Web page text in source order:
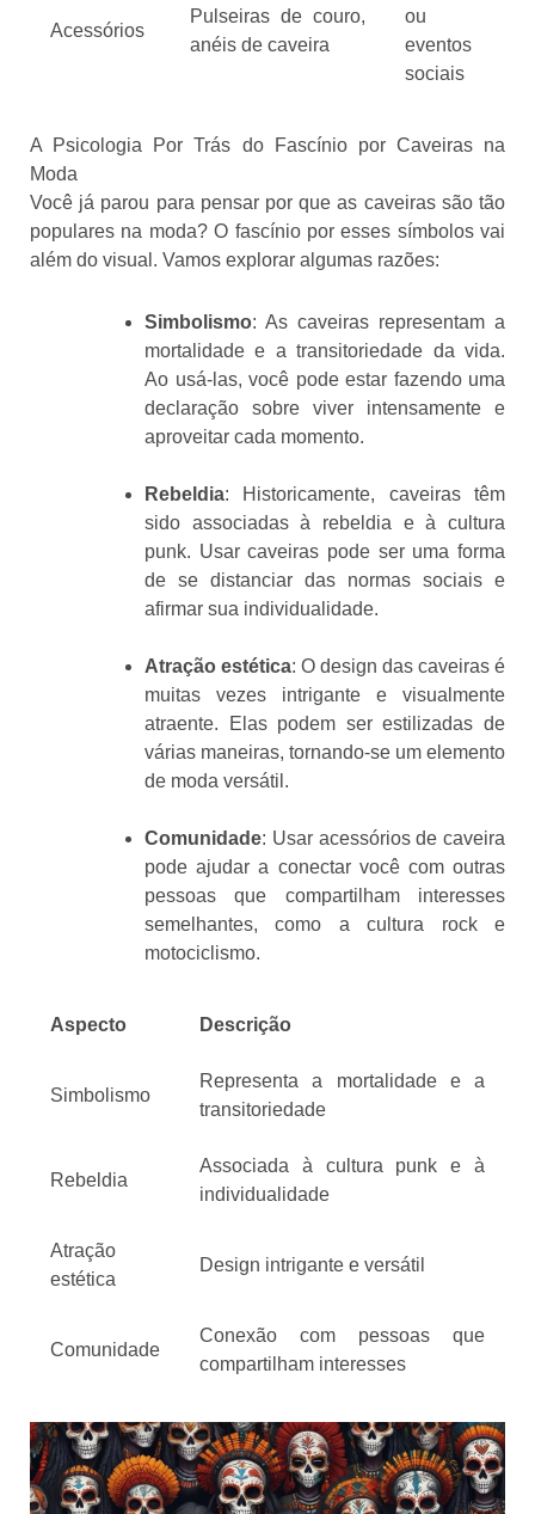
Acessórios
Pulseiras de couro,
anéis de caveira
ou
eventos
sociais
A Psicologia Por Trás do Fascínio por Caveiras na
Moda
Você já parou para pensar por que as caveiras são tão
populares na moda? O fascínio por esses símbolos vai
além do visual. Vamos explorar algumas razões:
Simbolismo: As caveiras representam a
mortalidade e a transitoriedade da vida.
Ao usá-las, você pode estar fazendo uma
declaração sobre viver intensamente e
aproveitar cada momento.
Rebeldia: Historicamente, caveiras têm
sido associadas à rebeldia e à cultura
punk. Usar caveiras pode ser uma forma
de se distanciar das normas sociais e
afirmar sua individualidade.
Atração estética: O design das caveiras é
muitas vezes intrigante e visualmente
atraente. Elas podem ser estilizadas de
várias maneiras, tornando-se um elemento
de moda versátil.
Comunidade: Usar acessórios de caveira
pode ajudar a conectar você com outras
pessoas que compartilham interesses
semelhantes, como a cultura rock e
motociclismo.
Aspecto Descrição
Simbolismo
Representa a mortalidade e a
transitoriedade
Rebeldia
Associada à cultura punk e à
individualidade
Atração
estética
Design intrigante e versátil
Comunidade
Conexão com pessoas que
compartilham interesses